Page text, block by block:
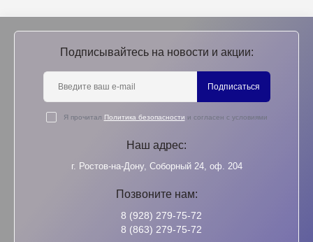
Подписывайтесь на новости и акции:
Подписаться
Я прочитал Политика безопасности и согласен с условиями
Наш адрес:
г. Ростов-на-Дону, Соборный 24, оф. 204
Позвоните нам:
8 (928) 279-75-72
8 (863) 279-75-72